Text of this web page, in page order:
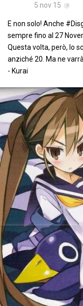
5 nov 15
E non solo! Anche
sempre fino al 27
Questa volta, però, lo
anziché 20. Ma ne
- Kurai